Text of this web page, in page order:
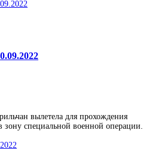
вылетела для прохождения
зону специальной военной операции.